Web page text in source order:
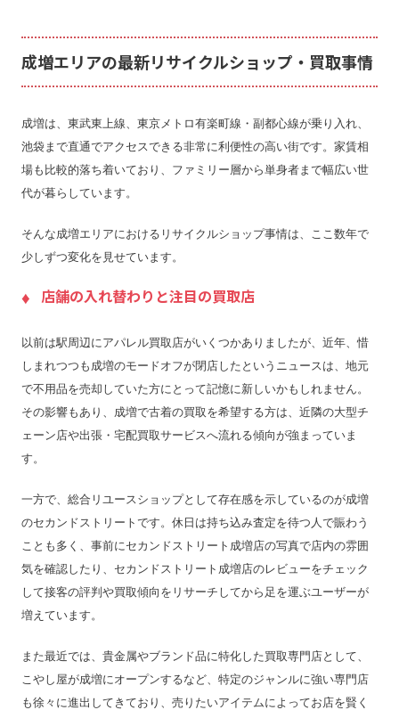
成増エリアの最新リサイクルショップ・買取事情
成増は、東武東上線、東京メトロ有楽町線・副都心線が乗り入れ、
池袋まで直通でアクセスできる非常に利便性の高い街です。家賃相
場も比較的落ち着いており、ファミリー層から単身者まで幅広い世
代が暮らしています。
そんな成増エリアにおけるリサイクルショップ事情は、ここ数年で
少しずつ変化を見せています。
店舗の入れ替わりと注目の買取店
以前は駅周辺にアパレル買取店がいくつかありましたが、近年、惜
しまれつつも成増のモードオフが閉店したというニュースは、地元
で不用品を売却していた方にとって記憶に新しいかもしれません。
その影響もあり、成増で古着の買取を希望する方は、近隣の大型チ
ェーン店や出張・宅配買取サービスへ流れる傾向が強まっていま
す。
一方で、総合リユースショップとして存在感を示しているのが成増
のセカンドストリートです。休日は持ち込み査定を待つ人で賑わう
ことも多く、事前にセカンドストリート成増店の写真で店内の雰囲
気を確認したり、セカンドストリート成増店のレビューをチェック
して接客の評判や買取傾向をリサーチしてから足を運ぶユーザーが
増えています。
また最近では、貴金属やブランド品に特化した買取専門店として、
こやし屋が成増にオープンするなど、特定のジャンルに強い専門店
も徐々に進出してきており、売りたいアイテムによってお店を賢く